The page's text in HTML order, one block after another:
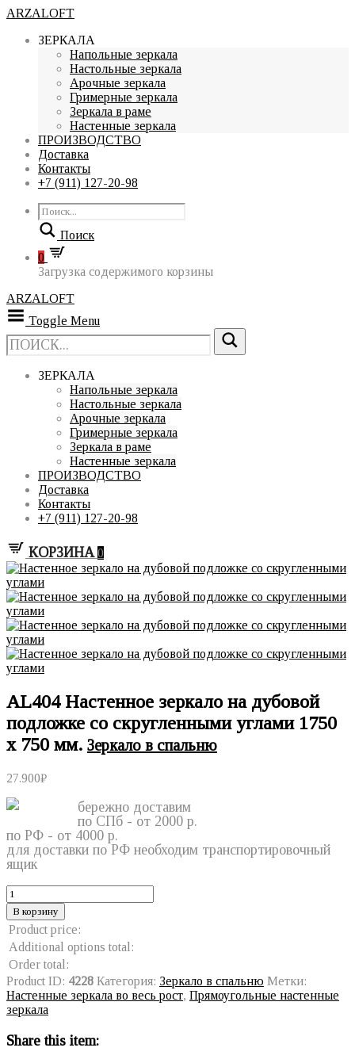
ARZALOFT
ЗЕРКАЛА
Напольные зеркала
Настольные зеркала
Арочные зеркала
Гримерные зеркала
Зеркала в раме
Настенные зеркала
ПРОИЗВОДСТВО
Доставка
Контакты
+7 (911) 127-20-98
Поиск
0
Загрузка содержимого корзины
ARZALOFT
Toggle Menu
ЗЕРКАЛА
Напольные зеркала
Настольные зеркала
Арочные зеркала
Гримерные зеркала
Зеркала в раме
Настенные зеркала
ПРОИЗВОДСТВО
Доставка
Контакты
+7 (911) 127-20-98
КОРЗИНА 0
AL404 Настенное зеркало на дубовой
подложке со скругленными углами 1750
х 750 мм. Зеркало в спальню
27.900₽
бережно доставим
по СПб - от 2000 р.
по РФ - от 4000 р.
для доставки по РФ необходим транспортировочный
ящик
В корзину
Product price:
Additional options total:
Order total:
Product ID: 4228 Категория: Зеркало в спальню Метки:
Настенные зеркала во весь рост, Прямоугольные настенные
зеркала
Share this item: